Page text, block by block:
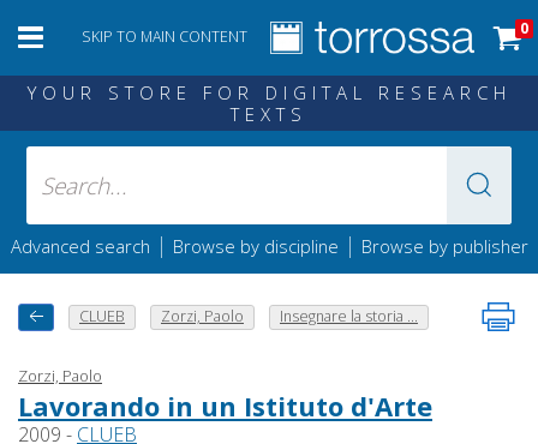
SKIP TO MAIN CONTENT 0
YOUR STORE FOR DIGITAL RESEARCH
TEXTS
Advanced search | Browse by discipline | Browse by publisher
CLUEB Zorzi, Paolo Insegnare la storia ...
Zorzi, Paolo
Lavorando in un Istituto d'Arte
2009 - CLUEB